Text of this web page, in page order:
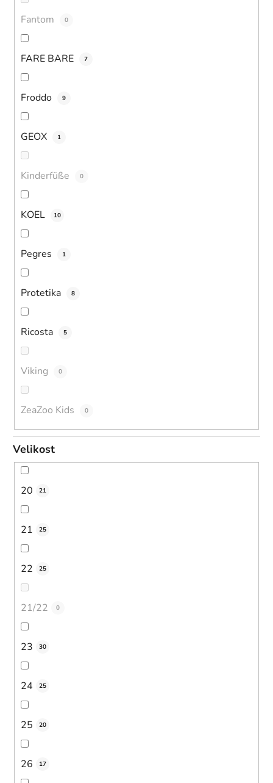
Fantom 0
FARE BARE 7
Froddo 9
GEOX 1
Kinderfüße 0
KOEL 10
Pegres 1
Protetika 8
Ricosta 5
Viking 0
ZeaZoo Kids 0
Velikost
20 21
21 25
22 25
21/22 0
23 30
24 25
25 20
26 17